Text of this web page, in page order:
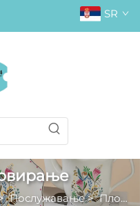
SR
Послужавање>Плоча за сервирање